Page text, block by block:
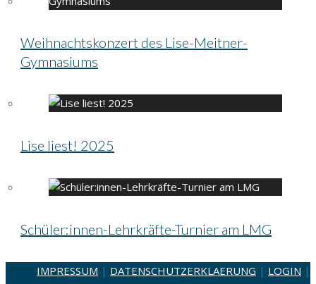
Weihnachtskonzert des Lise-Meitner-
Gymnasiums
Lise liest! 2025
Schüler:innen-Lehrkräfte-Turnier am LMG
IMPRESSUM | DATENSCHUTZERKLAERUNG | LOGIN |